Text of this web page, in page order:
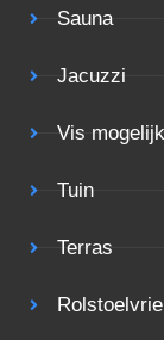
Sauna
Jacuzzi
Vis
Tuin
Terras